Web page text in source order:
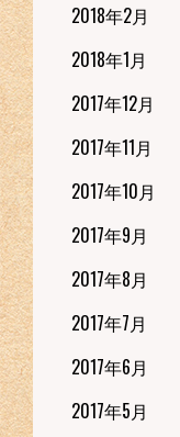
2018年2月
2018年1月
2017年12月
2017年11月
2017年10月
2017年9月
2017年8月
2017年7月
2017年6月
2017年5月